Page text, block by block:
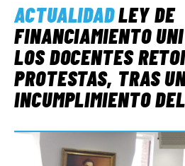
ACTUALIDADLEY DE
FINANCIAMIENTO
LOS DOCENTES
PROTESTAS, TRAS
INCUMPLIMIENTO